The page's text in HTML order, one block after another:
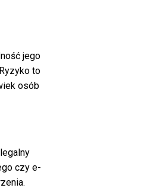
jego
to
osób
czy e-